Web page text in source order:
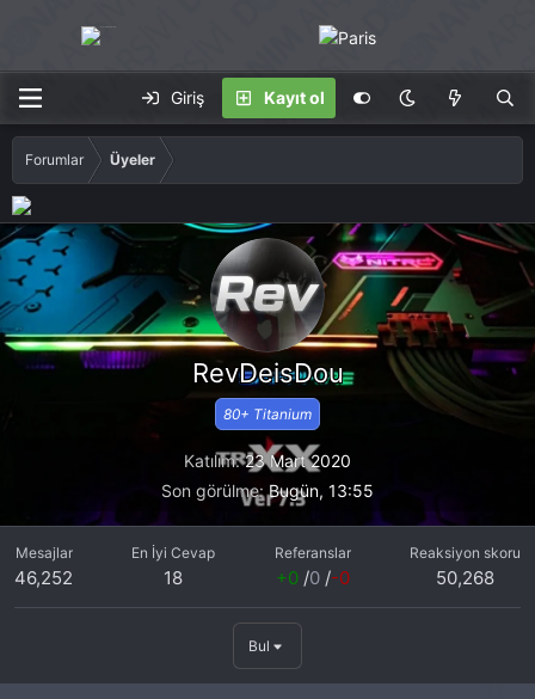
Giriş Kayıt ol
Forumlar Üyeler
RevDeisDou
80+ Titanium
Katılım 23 Mart 2020
Son görülme Bugün, 13:55
Mesajlar
46,252
En İyi Cevap
18
Referanslar
+0/0/-0
Reaksiyon skoru
50,268
Bul